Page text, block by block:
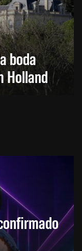
boda
Holland